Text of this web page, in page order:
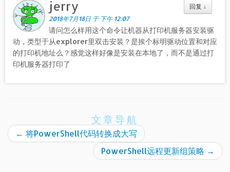
回复 ↓
jerry
2018年7月18日 于 下午 12:07
请问怎么样用这个命令让机器从打印机服务器安装驱
动，类型于从explorer里双击安装？是挨个标明驱动位置和对应
的打印机地址么？感觉这样好像是安装在本地了，而不是通过打
印机服务器打印了
文章导航
← 将PowerShell代码转换成大写
PowerShell远程更新组策略 →